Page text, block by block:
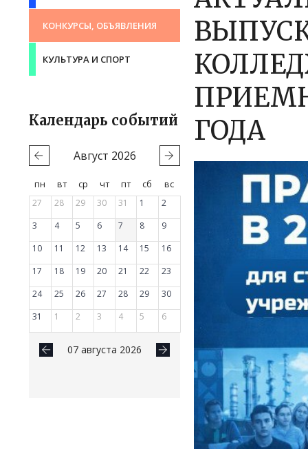
КОНКУРСЫ, ОБЪЯВЛЕНИЯ
КУЛЬТУРА И СПОРТ
Календарь событий
Август 2026
пн вт ср чт пт сб
вс
27
28 29 30 31 1
2
3
4 5 6 7 8
9
10
11 12 13 14 15
16
17
18 19 20 21 22
23
24
25 26 27 28 29
30
31
1 2 3 4 5 6
07 августа 2026
ГОДА